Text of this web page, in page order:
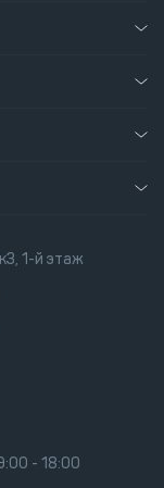
1-й этаж
- 18:00